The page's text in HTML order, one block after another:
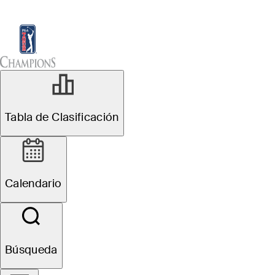
Tabla de Clasificación
Calendario
Búsqueda
Ver y Escuchar